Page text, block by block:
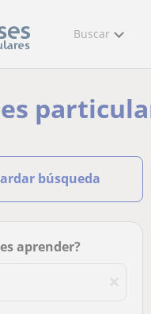
Buscar
búsqueda
aprender?